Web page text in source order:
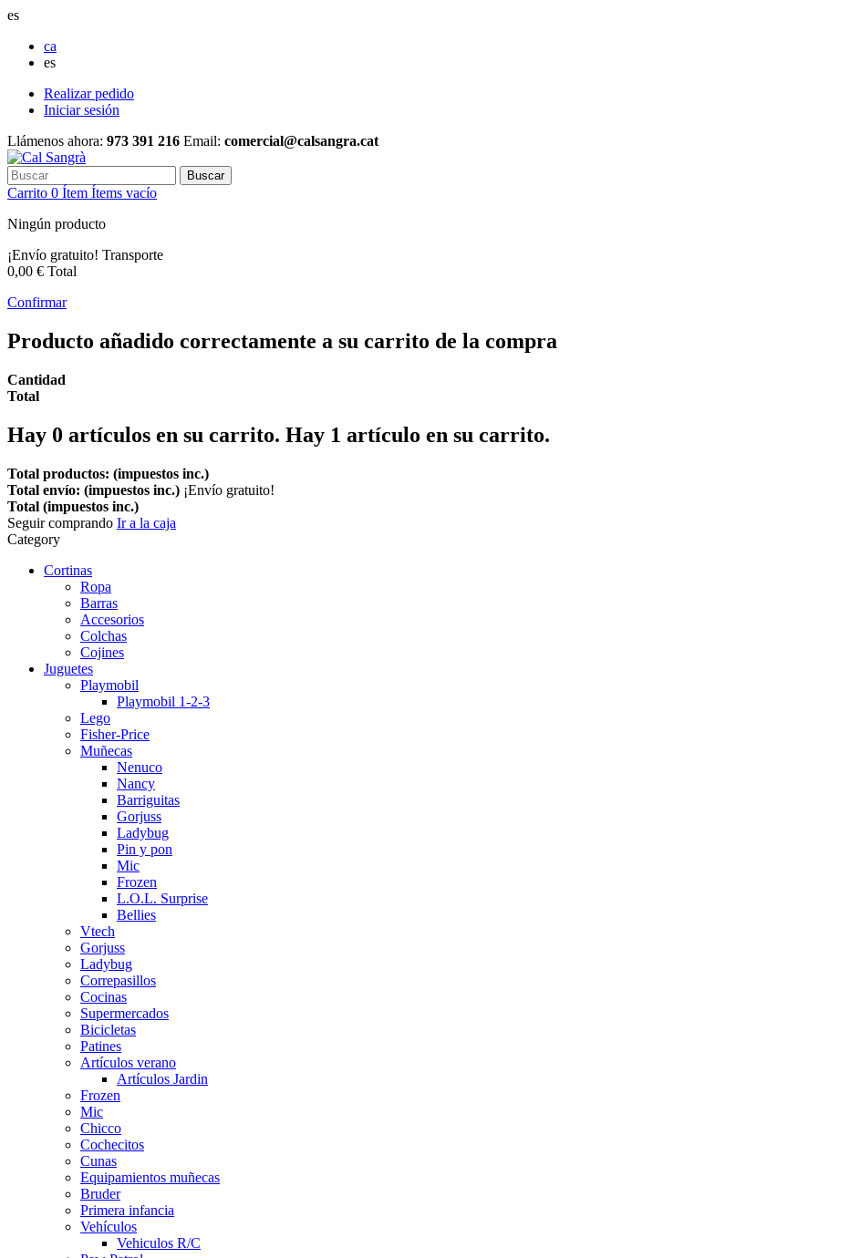
es
ca
es
Realizar pedido
Iniciar sesión
Llámenos ahora: 973 391 216 Email: comercial@calsangra.cat
Buscar
Carrito 0 Ítem Ítems vacío
Ningún producto
¡Envío gratuito! Transporte
0,00 € Total
Confirmar
Producto añadido correctamente a su carrito de la compra
Cantidad
Total
Hay 0 artículos en su carrito. Hay 1 artículo en su carrito.
Total productos: (impuestos inc.)
Total envío: (impuestos inc.) ¡Envío gratuito!
Total (impuestos inc.)
Seguir comprando Ir a la caja
Category
Cortinas
Ropa
Barras
Accesorios
Colchas
Cojines
Juguetes
Playmobil
Playmobil 1-2-3
Lego
Fisher-Price
Muñecas
Nenuco
Nancy
Barriguitas
Gorjuss
Ladybug
Pin y pon
Mic
Frozen
L.O.L. Surprise
Bellies
Vtech
Gorjuss
Ladybug
Correpasillos
Cocinas
Supermercados
Bicicletas
Patines
Artículos verano
Artículos Jardin
Frozen
Mic
Chicco
Cochecitos
Cunas
Equipamientos muñecas
Bruder
Primera infancia
Vehículos
Vehiculos R/C